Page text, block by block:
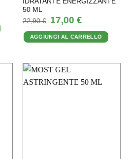
50 ML
22,90€
Il
prezzo
originale
era:
22,90 €.
17,00 €Il
prezzo
attuale
è:
17,00 €.
AGGIUNGI AL CARRELLO